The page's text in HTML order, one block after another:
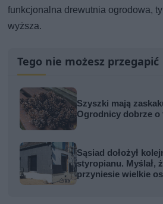
funkcjonalna drewutnia ogrodowa,
wyższa.
Tego nie możesz przegapić
Szyszki mają
Ogrodnicy dobrze o
Sąsiad dołożył
styropianu. Myślał,
przyniesie wielkie